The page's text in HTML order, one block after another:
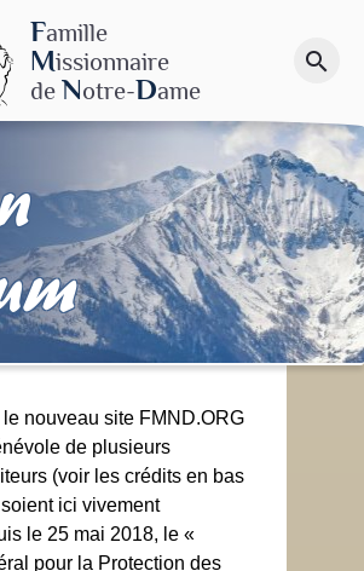
Famille
Missionnaire
de Notre-Dame
search
Faire un don
nouveau site FMND.ORG
de plusieurs
(voir les crédits en bas
ici vivement
le 25 mai 2018, le «
pour la Protection des